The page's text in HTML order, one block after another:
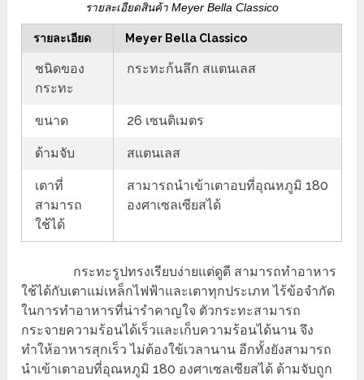
รายละเอียดสินค้า Meyer Bella Classico
รายละเอียด Meyer Bella Classico
ชนิดของ
กระทะ
กระทะก้นลึก สแตนเลส
ขนาด 26 เซนติเมตร
ด้ามจับ สแตนเลส
เตาที่
สามารถ
ใช้ได้
สามารถนำเข้าเตาอบที่อุณหภูมิ 180
องศาเซลเซียสได้
กระทะรูปทรงเรียบง่ายแต่ดูดี สามารถทำอาหาร
ใช้ได้กับเตาแม่เหล็กไฟฟ้าและเตาทุกประเภท ไร้ข้อจำกัด
ในการทำอาหารที่น่ารำคาญใจ ตัวกระทะสามารถ
กระจายความร้อนได้เร็วและเก็บความร้อนได้นาน จึง
ทำให้อาหารสุกเร็ว ไม่ต้องใข้เวลานาน อีกทั้งยังสามารถ
นำเข้าเตาอบที่อุณหภูมิ 180 องศาเซลเซียสได้ ด้ามจับถูก